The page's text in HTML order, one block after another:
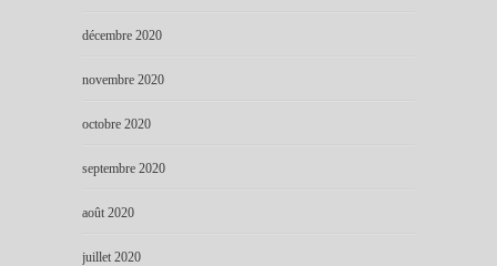
décembre 2020
novembre 2020
octobre 2020
septembre 2020
août 2020
juillet 2020